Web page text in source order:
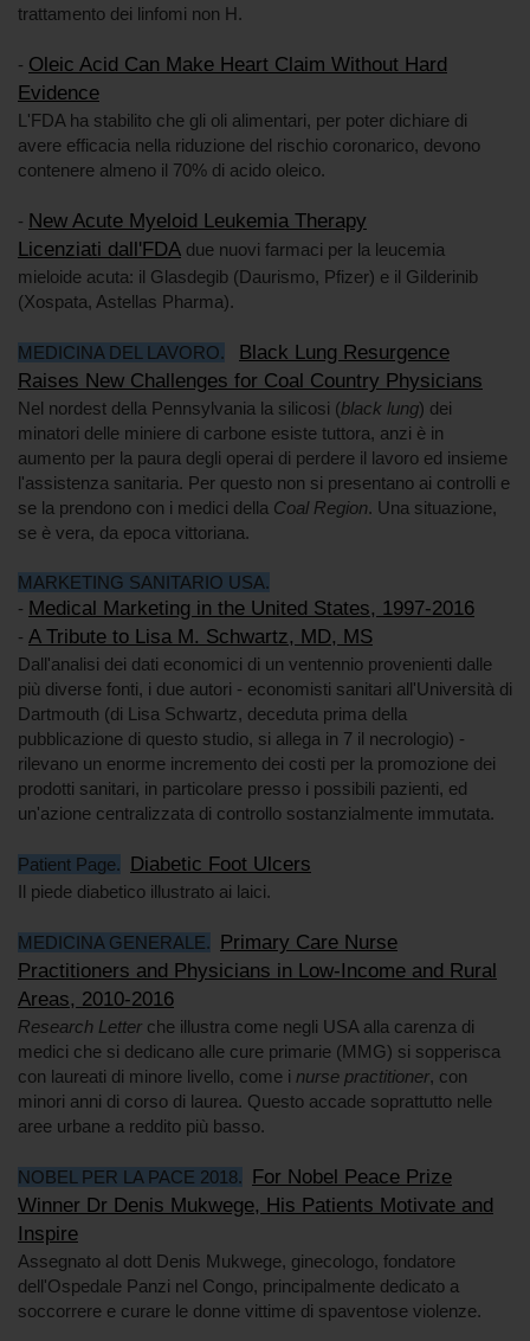
trattamento dei linfomi non H.
- Oleic Acid Can Make Heart Claim Without Hard
Evidence
L'FDA ha stabilito che gli oli alimentari, per poter dichiare di
avere efficacia nella riduzione del rischio coronarico, devono
contenere almeno il 70% di acido oleico.
- New Acute Myeloid Leukemia Therapy
Licenziati dall'FDA due nuovi farmaci per la leucemia
mieloide acuta: il Glasdegib (Daurismo, Pfizer) e il Gilderinib
(Xospata, Astellas Pharma).
MEDICINA DEL LAVORO.
Black Lung Resurgence
Raises New Challenges for Coal Country Physicians
Nel nordest della Pennsylvania la silicosi (black lung) dei
minatori delle miniere di carbone esiste tuttora, anzi è in
aumento per la paura degli operai di perdere il lavoro ed insieme
l'assistenza sanitaria. Per questo non si presentano ai controlli e
se la prendono con i medici della Coal Region. Una situazione,
se è vera, da epoca vittoriana.
MARKETING SANITARIO USA.
- Medical Marketing in the United States, 1997-2016
- A Tribute to Lisa M. Schwartz, MD, MS
Dall'analisi dei dati economici di un ventennio provenienti dalle
più diverse fonti, i due autori - economisti sanitari all'Università di
Dartmouth (di Lisa Schwartz, deceduta prima della
pubblicazione di questo studio, si allega in 7 il necrologio) -
rilevano un enorme incremento dei costi per la promozione dei
prodotti sanitari, in particolare presso i possibili pazienti, ed
un'azione centralizzata di controllo sostanzialmente immutata.
Patient Page. Diabetic Foot Ulcers
Il piede diabetico illustrato ai laici.
MEDICINA GENERALE. Primary Care Nurse
Practitioners and Physicians in Low-Income and Rural
Areas, 2010-2016
Research Letter che illustra come negli USA alla carenza di
medici che si dedicano alle cure primarie (MMG) si sopperisca
con laureati di minore livello, come i nurse practitioner, con
minori anni di corso di laurea. Questo accade soprattutto nelle
aree urbane a reddito più basso.
NOBEL PER LA PACE 2018. For Nobel Peace Prize
Winner Dr Denis Mukwege, His Patients Motivate and
Inspire
Assegnato al dott Denis Mukwege, ginecologo, fondatore
dell'Ospedale Panzi nel Congo, principalmente dedicato a
soccorrere e curare le donne vittime di spaventose violenze.